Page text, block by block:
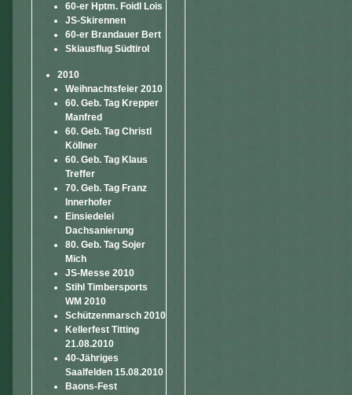
60-er Hptm. Foidl Lois
JS-Skirennen
60-er Brandauer Bert
Skiausflug Südtirol
2010
Weihnachtsfeier 2010
60. Geb. Tag Krepper
Manfred
60. Geb. Tag Christl
Köllner
60. Geb. Tag Klaus
Treffer
70. Geb. Tag Franz
Innerhofer
Einsiedelei
Dachsanierung
80. Geb. Tag Sojer
Mich
JS-Messe 2010
Stihl Timbersports
WM 2010
Schützenmarsch 2010
Kellerfest Titting
21.08.2010
40-Jähriges
Saalfelden 15.08.2010
Baons-Fest